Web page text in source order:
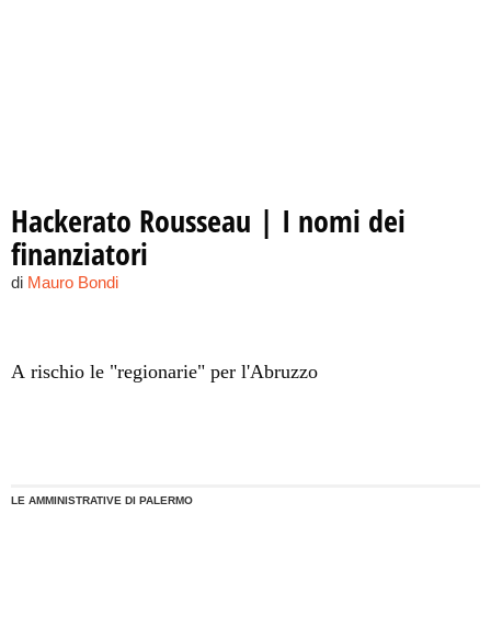
Hackerato Rousseau | I nomi dei
finanziatori
di Mauro Bondi
A rischio le "regionarie" per l'Abruzzo
LE AMMINISTRATIVE DI PALERMO